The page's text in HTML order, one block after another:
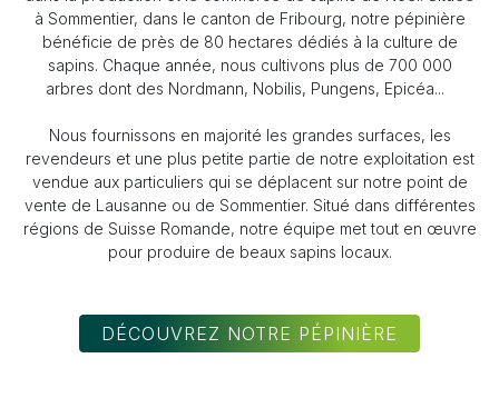
à Sommentier, dans le canton de Fribourg, notre pépinière
bénéficie de près de 80 hectares dédiés à la culture de
sapins. Chaque année, nous cultivons plus de 700 000
arbres dont des Nordmann, Nobilis, Pungens, Epicéa...
Nous fournissons en majorité les grandes surfaces, les
revendeurs et une plus petite partie de notre exploitation est
vendue aux particuliers qui se déplacent sur notre point de
vente de Lausanne ou de Sommentier. Situé dans différentes
régions de Suisse Romande, notre équipe met tout en œuvre
pour produire de beaux sapins locaux.
DÉCOUVREZ NOTRE PÉPINIÈRE